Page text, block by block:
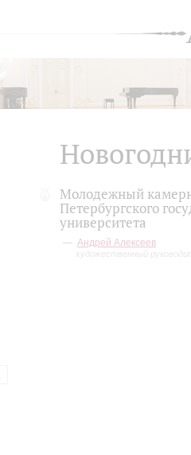
Молодежный
Петербургского
университета
Андрей Алексеев
художественный